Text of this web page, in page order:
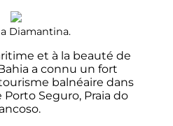
Diamantina.
et à la beauté de
a connu un fort
balnéaire dans
Seguro, Praia do